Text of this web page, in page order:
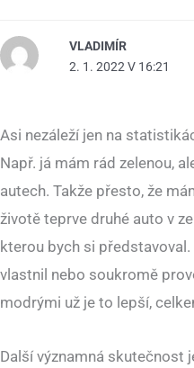
VLADIMÍR
2. 1. 2022 V 16:21
Asi nezáleží jen na
Např. já mám rád zelenou,
autech. Takže přesto, že
životě teprve druhé auto v
kterou bych si
vlastnil nebo soukromě
modrými už je to lepší,
Další významná skutečnost